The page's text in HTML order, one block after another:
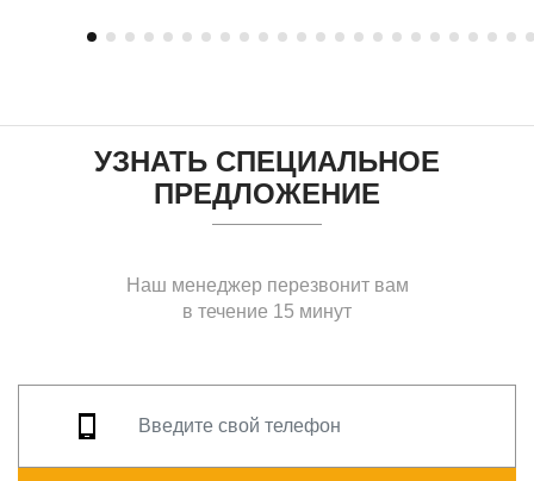
УЗНАТЬ СПЕЦИАЛЬНОЕ
ПРЕДЛОЖЕНИЕ
Наш менеджер перезвонит вам
в течение 15 минут